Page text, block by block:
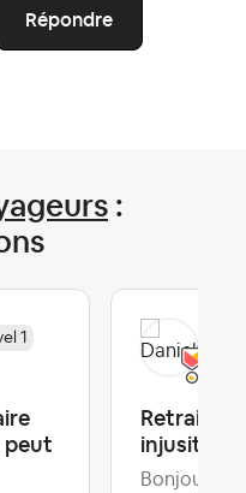
Répondre
:
1
peut
Retrait
injusitiés
Bonjour,